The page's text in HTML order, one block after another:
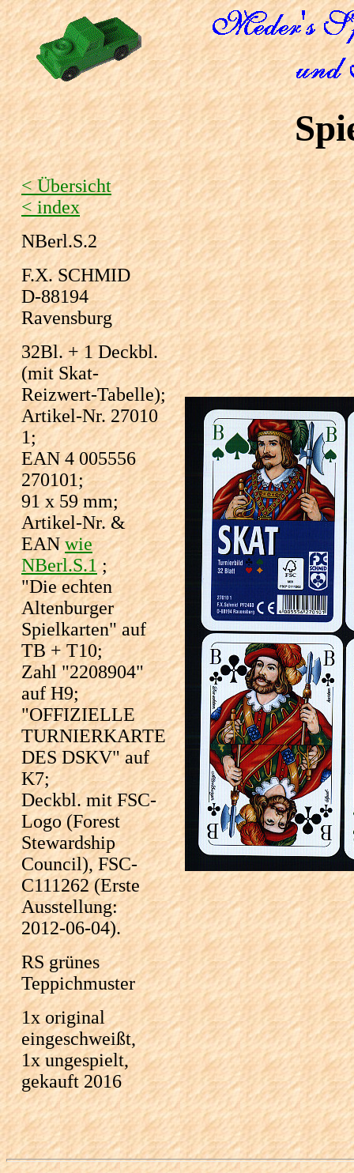
< Übersicht
< index
NBerl.S.2
F.X. SCHMID
D-88194
Ravensburg
32Bl. + 1 Deckbl.
(mit Skat-
Reizwert-Tabelle);
Artikel-Nr. 27010
1;
EAN 4 005556
270101;
91 x 59 mm;
Artikel-Nr. &
EANwie
NBerl.S.1;
"Die echten
Altenburger
Spielkarten" auf
TB + T10;
Zahl "2208904"
auf H9;
"OFFIZIELLE
TURNIERKARTE
DES DSKV" auf
K7;
Deckbl. mit FSC-
Logo (Forest
Stewardship
Council), FSC-
C111262 (Erste
Ausstellung:
2012-06-04).
RS grünes
Teppichmuster
1x original
eingeschweißt,
1x ungespielt,
gekauft 2016